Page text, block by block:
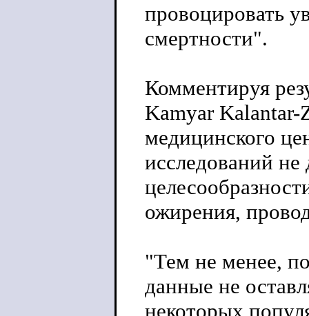
провоцировать
смертности".
Комментируя
Kamyar Kalantar-
медицинского
исследований
ожирения,
"Тем не менее,
данные не
некоторых